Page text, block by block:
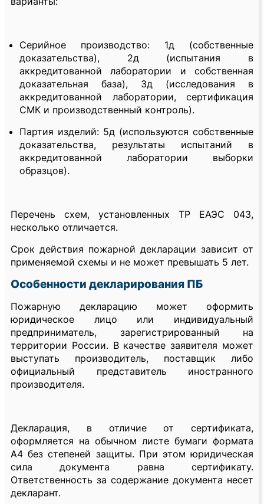
Серийное производство: 1д (собственные
доказательства), 2д (испытания в
аккредитованной лаборатории и собственная
доказательная база), 3д (исследования в
аккредитованной лаборатории, сертификация
СМК и производственный контроль).
Партия изделий: 5д (используются собственные
доказательства, результаты испытаний в
аккредитованной лаборатории выборки
образцов).
Перечень схем, установленных ТР ЕАЭС 043,
несколько отличается.
Срок действия пожарной декларации зависит от
применяемой схемы и не может превышать 5 лет.
Особенности декларирования ПБ
Пожарную декларацию может оформить
юридическое лицо или индивидуальный
предприниматель, зарегистрированный на
территории России. В качестве заявителя может
выступать производитель, поставщик либо
официальный представитель иностранного
производителя.
Декларация, в отличие от сертификата,
оформляется на обычном листе бумаги формата
А4 без степеней защиты. При этом юридическая
сила документа равна сертификату.
Ответственность за содержание документа несет
декларант.